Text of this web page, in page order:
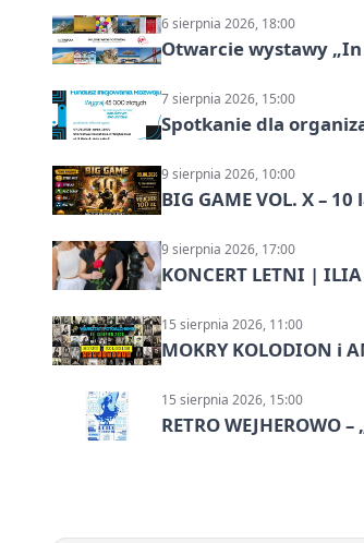
6 sierpnia 2026, 18:00
Otwarcie wystawy
7 sierpnia 2026, 15:00
Spotkanie dla
9 sierpnia 2026, 10:00
BIG GAME VOL. X –
9 sierpnia 2026, 17:00
KONCERT LETNI |
15 sierpnia 2026, 11:00
MOKRY KOLODION i
15 sierpnia 2026, 15:00
RETRO